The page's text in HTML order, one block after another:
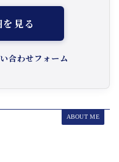
見る
合わせフォーム
ABOUT ME